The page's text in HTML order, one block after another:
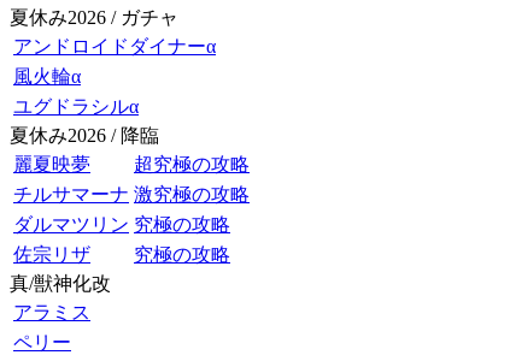
夏休み2026 / ガチャ
アンドロイドダイナーα
風火輪α
ユグドラシルα
夏休み2026 / 降臨
麗夏映夢
超究極の攻略
チルサマーナ 激究極の攻略
ダルマツリン 究極の攻略
佐宗リザ
究極の攻略
真/獣神化改
アラミス
ペリー